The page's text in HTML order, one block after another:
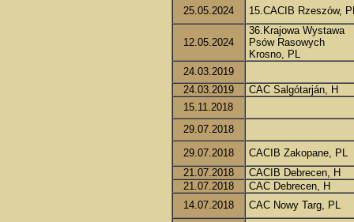
25.05.2024 15.CACIB Rzeszów,
12.05.2024
36.Krajowa Wystawa
Psów Rasowych
Krosno, PL
24.03.2019
24.03.2019
CAC Salgótarján, H
15.11.2018
29.07.2018
29.07.2018
CACIB Zakopane, PL
21.07.2018
CACIB Debrecen, H
21.07.2018
CAC Debrecen, H
14.07.2018
CAC Nowy Targ, PL